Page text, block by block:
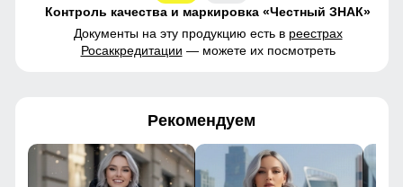
Контроль качества и маркировка «Честный ЗНАК»
Документы на эту продукцию есть в реестрах
Росаккредитации — можете их посмотреть
Рекомендуем